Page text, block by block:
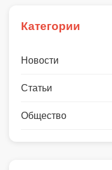
Категории
Новости
Статьи
Общество